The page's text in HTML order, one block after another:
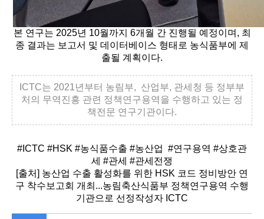
본 연구는 2025년 10월까지 6개월 간 진행될 예정이며, 최
종 결과는 보고서 및 데이터베이스 형태로 농식품부에 제
출될 계획이다.
ICTC는 2021년부터 농림부, 산업부, 관세청 등 정부부
처의 무역진흥 관련 정책연구용역을 수행하고 있는 정
책전문 연구기관이다.
#ICTC #HSK #농식품수출 #농산업 #연구용역 #상호관
세 #관세 #관세전쟁
[출처] 농산업 수출 활성화를 위한 HSK 코드 정비방안 연
구 착수보고회 개최...농림축산식품부 정책연구용역 수행
기관으로 선정작성자 ICTC